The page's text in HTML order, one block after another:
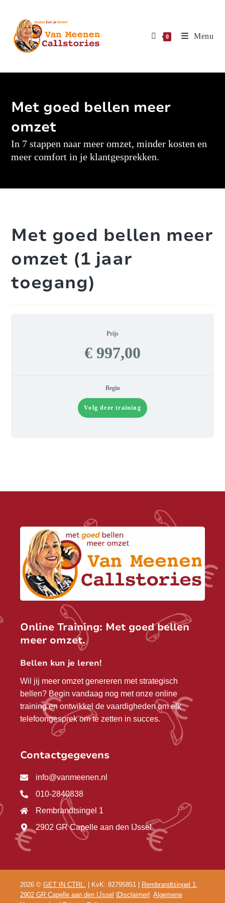
0 Menu
Met goed bellen meer
omzet
In 7 stappen naar meer omzet, minder kosten en
meer comfort in je klantgesprekken.
Met goed bellen meer
omzet (1 jaar
toegang)
Prijs
€ 997,00
Begin
Volg deze training
Online Training: Met goed bellen
meer omzet.
Bellen kun je leren!
Wil jij meer omzet genereren met strategisch
bellen? Begin vandaag nog met onze online
training en ontwikkel de vaardigheden om elk
telefoongesprek om te zetten in succes.
Contactgegevens
info@vanmeenen.nl
010-2840838
Rembrandtsingel 1
2902 GR Capelle aan den IJssel
2026 © GET IN CTRL. | KvK: 82795851 | Rembrandtsingel 1,
2902 GR Capelle aan den IJssel |Disclaimer| Algemene